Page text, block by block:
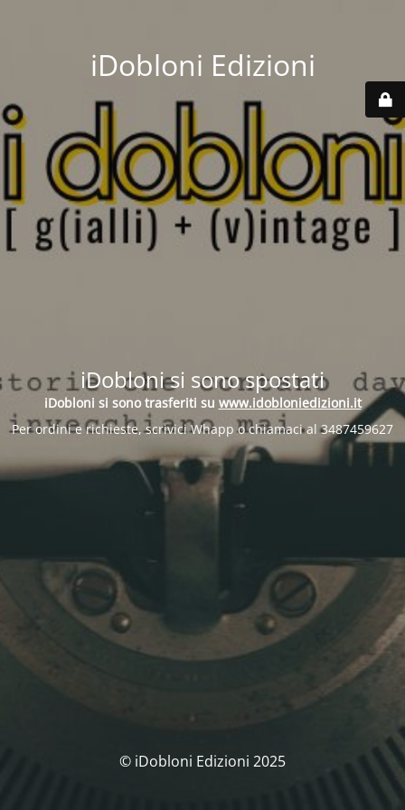
iDobloni Edizioni
iDobloni si sono spostati
iDobloni si sono trasferiti su www.idobloniedizioni.it
Per ordini e richieste, scrivici Whapp o chiamaci al 3487459627
© iDobloni Edizioni 2025